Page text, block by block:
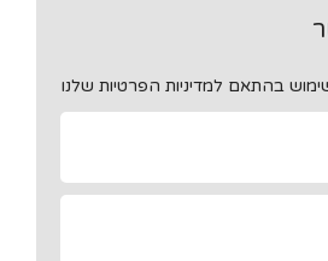
בהתאם למדיניות הפרטיות שלנו